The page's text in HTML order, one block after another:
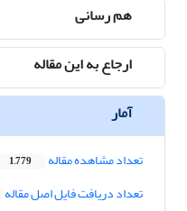
هم رسانی
ارجاع به این مقاله
آمار
تعداد مشاهده مقاله 1,779
تعداد دریافت فایل اصل مقاله